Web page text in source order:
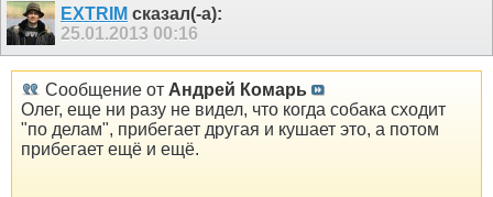
EXTRIM сказал(-а):
25.01.2013 00:16
Сообщение от Андрей Комарь
Олег, еще ни разу не видел, что когда собака сходит
"по делам", прибегает другая и кушает это, а потом
прибегает ещё и ещё.